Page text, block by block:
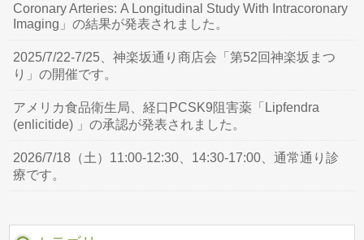
Coronary Arteries: A Longitudinal Study With Intracoronary
Imaging」の結果が発表されました。
2025/7/22-7/25、神楽坂通り商店会「第52回神楽坂まつ
り」の開催です。
アメリカ食品衛生局、経口PCSK9阻害薬「Lipfendra
(enlicitide) 」の承認が発表されました。
2026/7/18（土）11:00-12:30、14:30-17:00、通常通り診
療です。